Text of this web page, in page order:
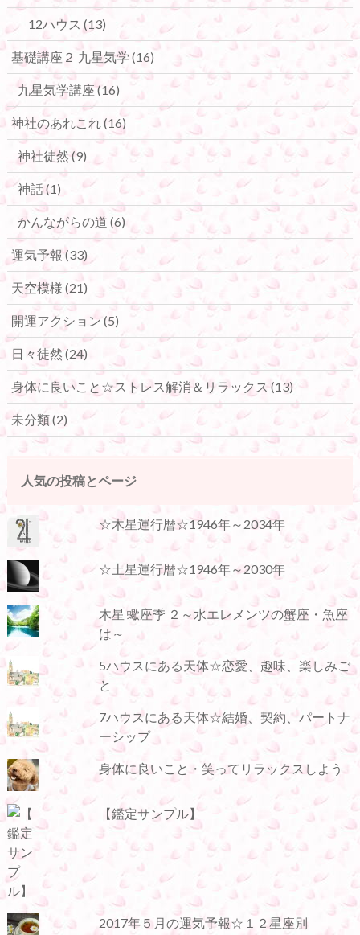
12ハウス (13)
基礎講座２ 九星気学 (16)
九星気学講座(16)
神社のあれこれ(16)
神社徒然(9)
神話(1)
かんながらの道 (6)
運気予報(33)
天空模様 (21)
開運アクション (5)
日々徒然 (24)
身体に良いこと☆ストレス解消＆リラックス(13)
未分類(2)
人気の投稿とページ
☆木星運行暦☆1946年～2034年
☆土星運行暦☆1946年～2030年
木星 蠍座季 ２～水エレメンツの蟹座・魚座
は～
5ハウスにある天体☆恋愛、趣味、楽しみご
と
7ハウスにある天体☆結婚、契約、パートナ
ーシップ
身体に良いこと・笑ってリラックスしよう
【鑑定サンプル】
2017年５月の運気予報☆１２星座別